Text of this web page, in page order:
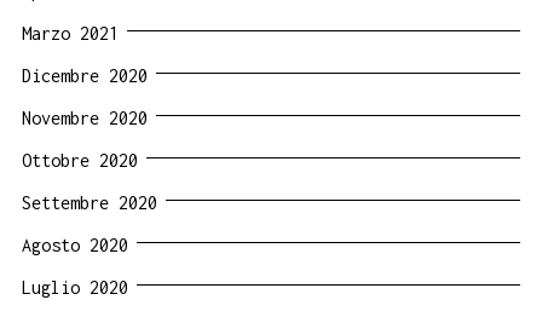
Marzo 2021
Dicembre 2020
Novembre 2020
Ottobre 2020
Settembre 2020
Agosto 2020
Luglio 2020